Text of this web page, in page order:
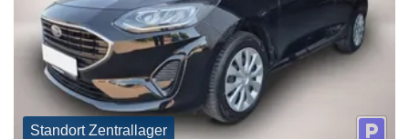
Standort Zentrallager